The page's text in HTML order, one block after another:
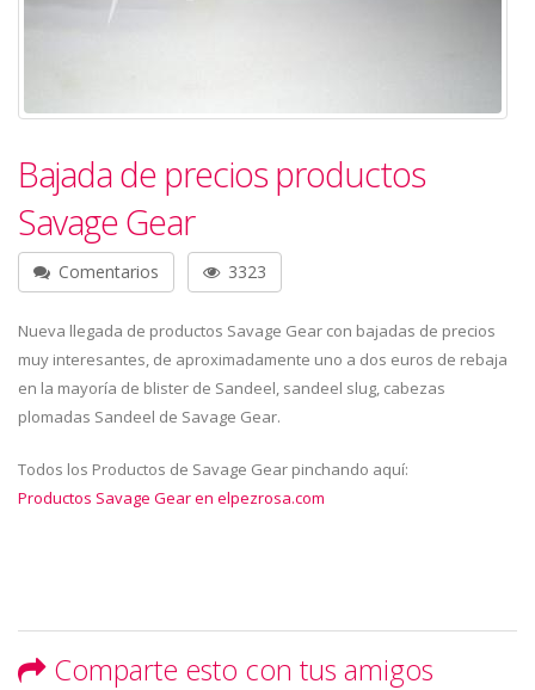
Bajada de precios productos
Savage Gear
Comentarios 3323
Nueva llegada de productos Savage Gear con bajadas de precios
muy interesantes, de aproximadamente uno a dos euros de rebaja
en la mayoría de blister de Sandeel, sandeel slug, cabezas
plomadas Sandeel de Savage Gear.
Todos los Productos de Savage Gear pinchando aquí:
Productos Savage Gear en elpezrosa.com
Comparte esto con tus amigos